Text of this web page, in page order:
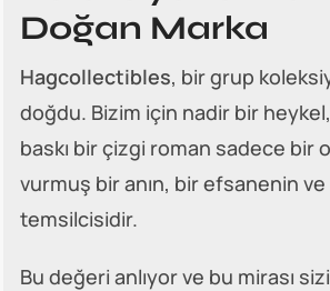
Doğan Marka
Hagcollectibles, bir grup
doğdu. Bizim için nadir bir
baskı bir çizgi roman sadece bir
vurmuş bir anın, bir efsanenin
temsilcisidir.
Bu değeri anlıyor ve bu mirası